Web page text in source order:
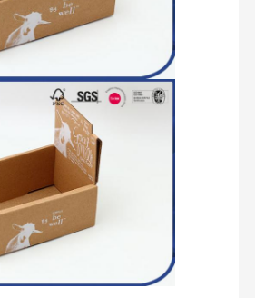
Su Di Noi
stabilito nel 1999, che è
i contenitori di regalo stampati su
i contenitori di carta rigidi, le
chiusura, i contenitori di carta
le scatole ondulate e flauto, i
ed altri prodotti d'imballaggio di
creduto che mille piccole cose
marca.